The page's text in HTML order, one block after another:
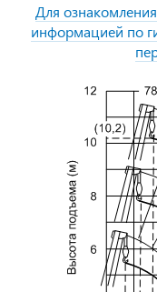
Для
информацией по